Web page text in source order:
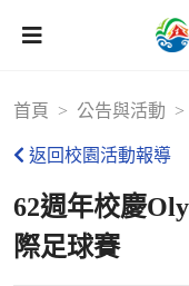
首頁 公告與活動
返回校園活動報導
62週年校慶
際足球賽